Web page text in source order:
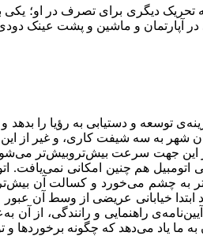
دیگری برای تصرف در او؛ یکی
و ماشین و پشت عینک دودی
توسعه و دستیابی به رؤیا را
شهر به سه شیفت کاری، و غیر از
جهت سرعت بیش‌تروبیش‌تر می‌شود
اتومبیل هم چنین امکانی
به چشم می‌خورد و کسالت آن
خیابانی عریضی از وسط آن
راهنمایی و رانندگی، از آن
ما یاد می‌دهد که چگونه